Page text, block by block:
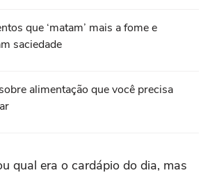
que ‘matam’ mais a fome e
saciedade
alimentação que você precisa
qual era o cardápio do dia, mas